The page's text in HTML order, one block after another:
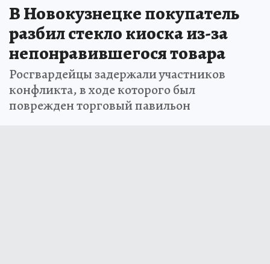
В Новокузнецке покупатель
разбил стекло киоска из-за
непонравившегося товара
Росгвардейцы задержали участников
конфликта, в ходе которого был
поврежден торговый павильон